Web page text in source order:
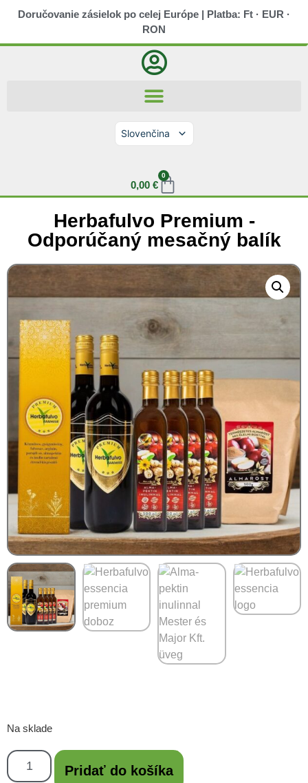
Doručovanie zásielok po celej Európe | Platba: Ft · EUR ·
RON
Slovenčina
English (UK)
0,00 €
0
Herbafulvo Premium -
Odporúčaný mesačný balík
Na sklade
Pridať do košíka